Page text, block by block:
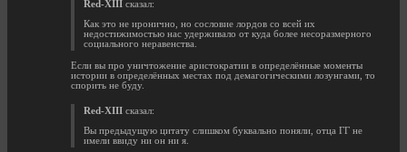
Red-XIII сказал:
Как это не иронично, но сословие лордов со всей их
недостижимостью нас удерживало от куда более несоразмерного
социального неравенства.
Если вы про уничтожение аристократии в определённые моменты
истории в определённых местах под демагогическими лозунгами, то
спорить не буду.
Red-XIII сказал:
Вы предыдущую цитату слишком буквально поняли, отца ГГ не
имели ввиду ни он ни я.